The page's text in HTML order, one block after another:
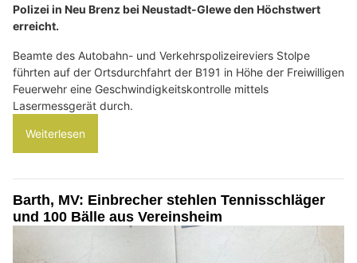
Polizei in Neu Brenz bei Neustadt-Glewe den Höchstwert
erreicht.
Beamte des Autobahn- und Verkehrspolizeireviers Stolpe
führten auf der Ortsdurchfahrt der B191 in Höhe der Freiwilligen
Feuerwehr eine Geschwindigkeitskontrolle mittels
Lasermessgerät durch.
Weiterlesen
Barth, MV: Einbrecher stehlen Tennisschläger
und 100 Bälle aus Vereinsheim